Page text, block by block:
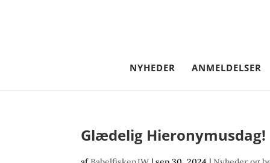
NYHEDER ANMELDELSER
Glædelig Hieronymusdag!